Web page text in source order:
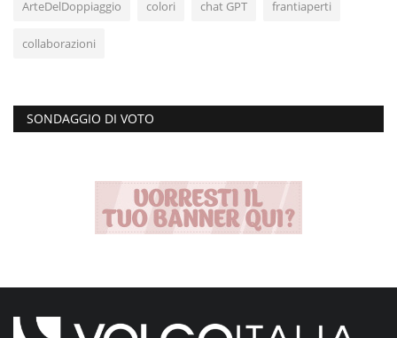
ArteDelDoppiaggio colori chat GPT frantiaperti
collaborazioni
SONDAGGIO DI VOTO